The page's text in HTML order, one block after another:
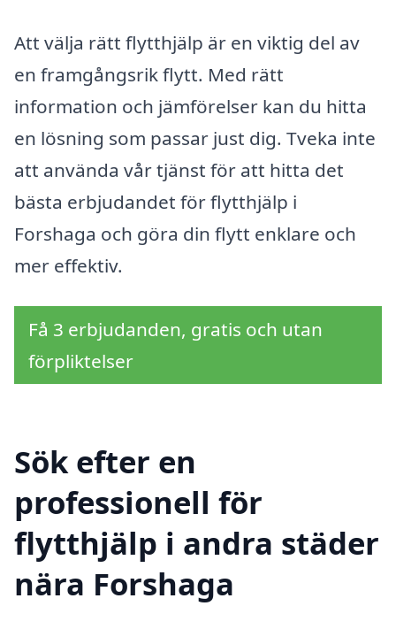
Att välja rätt flytthjälp är en viktig del av
en framgångsrik flytt. Med rätt
information och jämförelser kan du hitta
en lösning som passar just dig. Tveka inte
att använda vår tjänst för att hitta det
bästa erbjudandet för flytthjälp i
Forshaga och göra din flytt enklare och
mer effektiv.
Få 3 erbjudanden, gratis och utan
förpliktelser
Sök efter en
professionell för
flytthjälp i andra städer
nära Forshaga